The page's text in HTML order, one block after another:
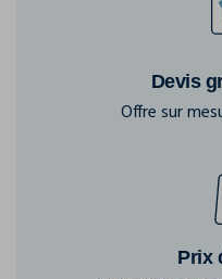
Devis
Offre sur
Prix